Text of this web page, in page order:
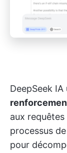
DeepSeek IA
aux
processus
pour